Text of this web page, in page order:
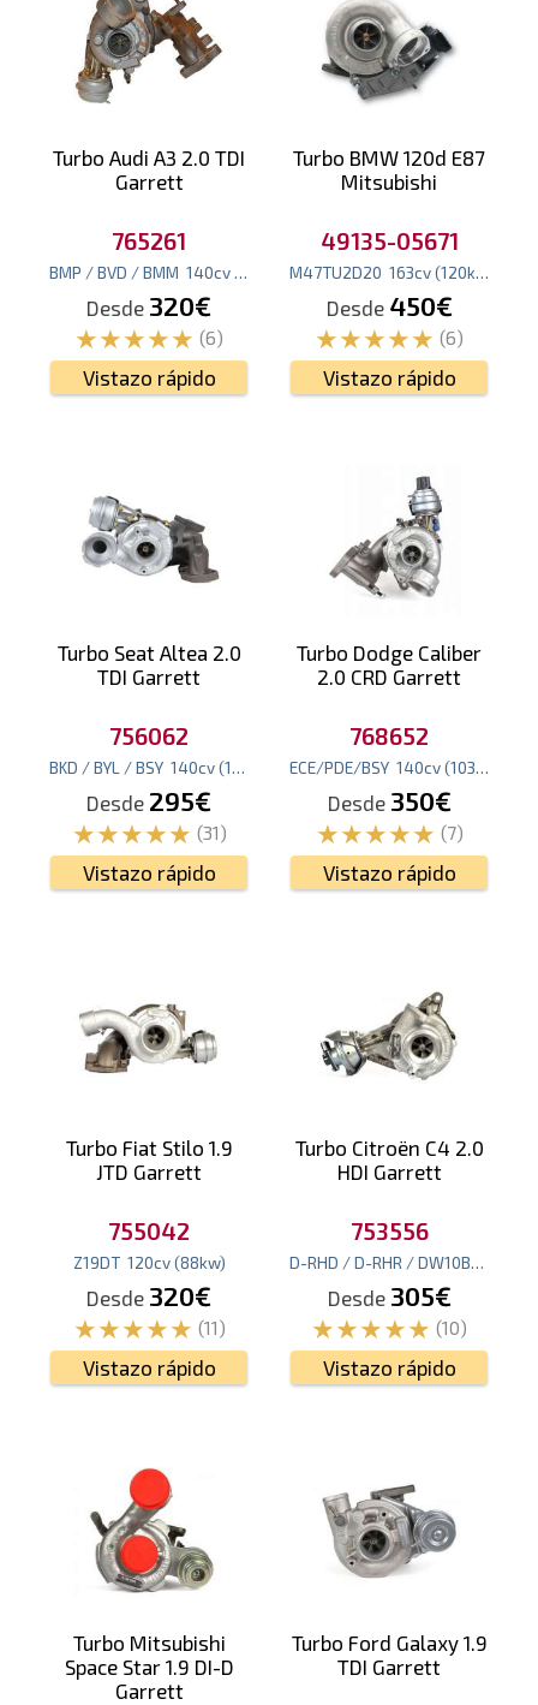
Turbo Audi A3 2.0 TDI
Garrett
765261
BMP / BVD / BMM 140cv (103 )
Desde 320€
(6)
Vistazo rápido
Turbo BMW 120d E87
Mitsubishi
49135-05671
M47TU2D20 163cv(120kw
Desde 450€
(6)
Vistazo rápido
Turbo Seat Altea 2.0
TDI Garrett
756062
BKD / BYL / BSY 140cv(103
Desde 295€
(31)
Vistazo rápido
Turbo Dodge Caliber
2.0 CRD Garrett
768652
ECE/PDE/BSY 140cv(103kw
Desde 350€
(7)
Vistazo rápido
Turbo Fiat Stilo 1.9
JTD Garrett
755042
Z19DT 120cv (88kw)
Desde 320€
(11)
Vistazo rápido
Turbo Citroën C4 2.0
HDI Garrett
753556
D-RHD / D-RHR / DW10BTED4
Desde 305€
(10)
Vistazo rápido
Turbo Mitsubishi
Space Star 1.9 DI-D
Garrett
Turbo Ford Galaxy 1.9
TDI Garrett